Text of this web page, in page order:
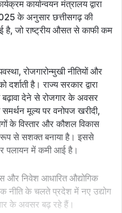
कार्यान्वयन मंत्रालय द्वारा
के अनुसार छत्तीसगढ़ की
है, जो राष्ट्रीय औसत से काफी कम
रोजगारोन्मुखी नीतियों और
है। राज्य सरकार द्वारा
देने से रोजगार के अवसर
मूल्य पर वनोपज खरीदी,
के विस्तार और कौशल विकास
रूप से सशक्त बनाया है। इससे
पलायन में कमी आई है।
और निवेश आधारित औद्योगिक
नीति के चलते प्रदेश में नए उद्योग
के अवसर बढ़ रहे हैं।